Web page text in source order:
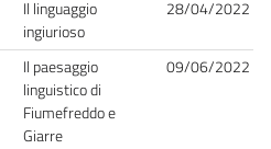
Il linguaggio
ingiurioso
28/04/2022
Il paesaggio
linguistico di
Fiumefreddo e
Giarre
09/06/2022